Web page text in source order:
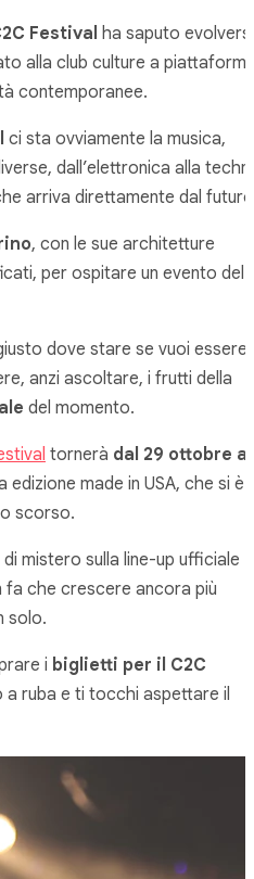
Festival ha saputo evolversi
alla club culture a
contemporanee.
ci sta ovviamente la musica,
dall’elettronica alla
arriva direttamente dal
, con le sue architetture
per ospitare un evento del
dove stare se vuoi essere
anzi ascoltare, i frutti della
del momento.
tornerà dal 29 ottobre al
edizione made in USA, che si è
scorso.
mistero sulla line-up ufficiale
fa che crescere ancora più
solo.
i biglietti per il C2C
a ruba e ti tocchi aspettare il